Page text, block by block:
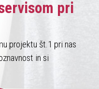
pri
projektu št.1 pri nas
in si